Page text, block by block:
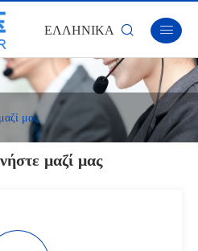
ΕΛΛΗΝΙΚΆ  
μας
μαζί μας